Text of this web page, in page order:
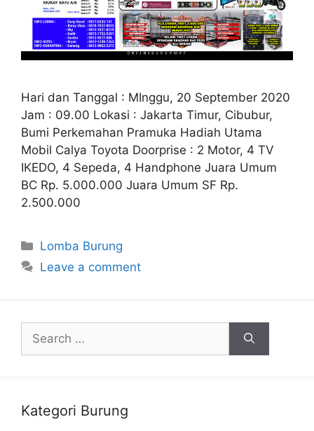
Hari dan Tanggal : MInggu, 20 September 2020
Jam : 09.00 Lokasi : Jakarta Timur, Cibubur,
Bumi Perkemahan Pramuka Hadiah Utama
Mobil Calya Toyota Doorprise : 2 Motor, 4 TV
IKEDO, 4 Sepeda, 4 Handphone Juara Umum
BC Rp. 5.000.000 Juara Umum SF Rp.
2.500.000
Categories
Lomba Burung
Leave a comment
for:
Kategori Burung